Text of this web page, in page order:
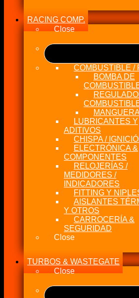
RACING COMP.
Close
COMBUSTIBLE /
BOMBA DE
LUBRICANTES Y
ADITIVOS
CHISPA /
ELECTRÓNICA &
COMPONENTES
RELOJERÍAS /
MEDIDORES /
INDICADORES
FITTING Y
AISLANTES
Y OTROS
CARROCERÍA &
SEGURIDAD
Close
TURBOS & WASTEGATE
Close